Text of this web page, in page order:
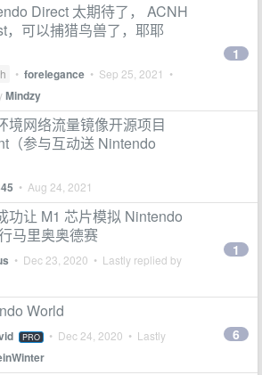
Direct 太期待了， ACNH
，可以捕猎鸟兽了，耶耶
• forelegance • Sep 25, 2021 •
Mindzy
1
境网络流量镜像开源项目
（参与互动送 Nintendo
• Aug 24, 2021
功让 M1 芯片模拟 Nintendo
马里奥奥德赛
• Dec 23, 2020 • Lastly replied by
1
World
PRO • Dec 24, 2020 • Lastly
6